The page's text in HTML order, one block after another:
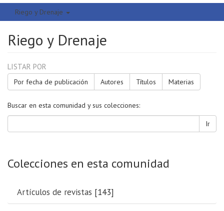
Riego y Drenaje
Riego y Drenaje
LISTAR POR
Por fecha de publicación Autores Títulos Materias
Buscar en esta comunidad y sus colecciones:
Ir
Colecciones en esta comunidad
Artículos de revistas [143]